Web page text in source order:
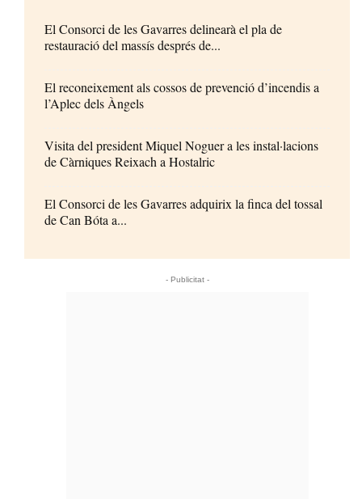
El Consorci de les Gavarres delinearà el pla de
restauració del massís després de...
El reconeixement als cossos de prevenció d’incendis a
l’Aplec dels Àngels
Visita del president Miquel Noguer a les instal·lacions
de Càrniques Reixach a Hostalric
El Consorci de les Gavarres adquirix la finca del tossal
de Can Bóta a...
- Publicitat -